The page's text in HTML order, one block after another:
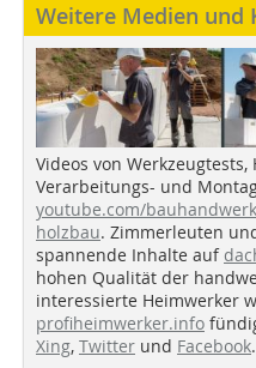
Weitere Medien und
Videos von
Verarbeitungs- und
youtube.com/bauhandwerk
holzbau. Zimmerleuten
spannende Inhalte auf
hohen Qualität der
interessierte Heimwerker
profiheimwerker.info
Xing, Twitter und Facebook.